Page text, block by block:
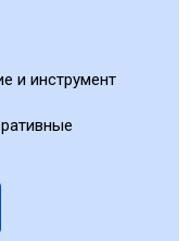
и инструмент